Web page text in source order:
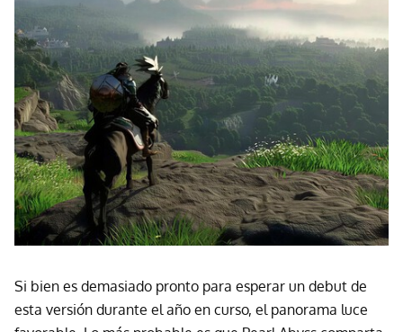
Si bien es demasiado pronto para esperar un debut de
esta versión durante el año en curso, el panorama luce